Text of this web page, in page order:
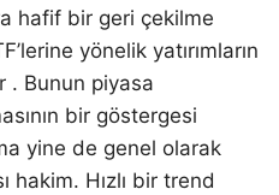
hafif bir geri çekilme
yönelik yatırımların
. Bunun piyasa
bir göstergesi
yine de genel olarak
hakim. Hızlı bir trend